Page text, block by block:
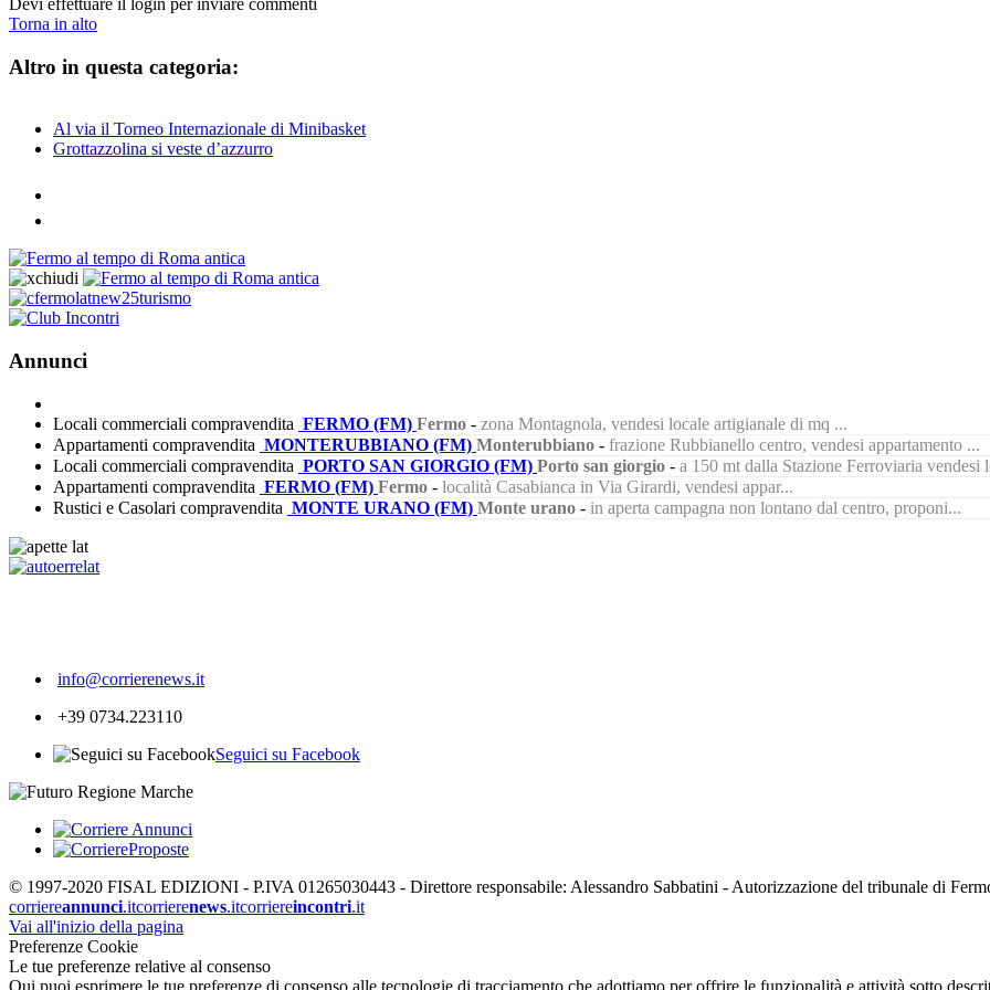
Torna in alto
Altro in questa categoria:
Al via il Torneo Internazionale di Minibasket
Grottazzolina si veste d’azzurro
Annunci
Locali commerciali compravendita FERMO (FM) Fermo - zona Montagnola, vendesi locale artigianale di mq ...
Appartamenti compravendita MONTERUBBIANO (FM) Monterubbiano - frazione Rubbianello centro, vendesi appartamento ...
Locali commerciali compravendita PORTO SAN GIORGIO (FM) Porto san giorgio - a 150 mt dalla Stazione Ferroviaria vendesi
Appartamenti compravendita FERMO (FM) Fermo - località Casabianca in Via Girardi, vendesi appar...
Rustici e Casolari compravendita MONTE URANO (FM) Monte urano - in aperta campagna non lontano dal centro, proponi...
info@corrierenews.it
+39 0734.223110
Seguici su Facebook
© 1997-2020 FISAL EDIZIONI - P.IVA 01265030443 - Direttore responsabile: Alessandro Sabbatini - Autorizzazione del tribunale di
corriereannunci.itcorrierenews.itcorriereincontri.it
Vai all'inizio della pagina
Preferenze Cookie
Le tue preferenze relative al consenso
Qui puoi esprimere le tue preferenze di consenso alle tecnologie di tracciamento che adottiamo per offrire le funzionalità e attività sotto